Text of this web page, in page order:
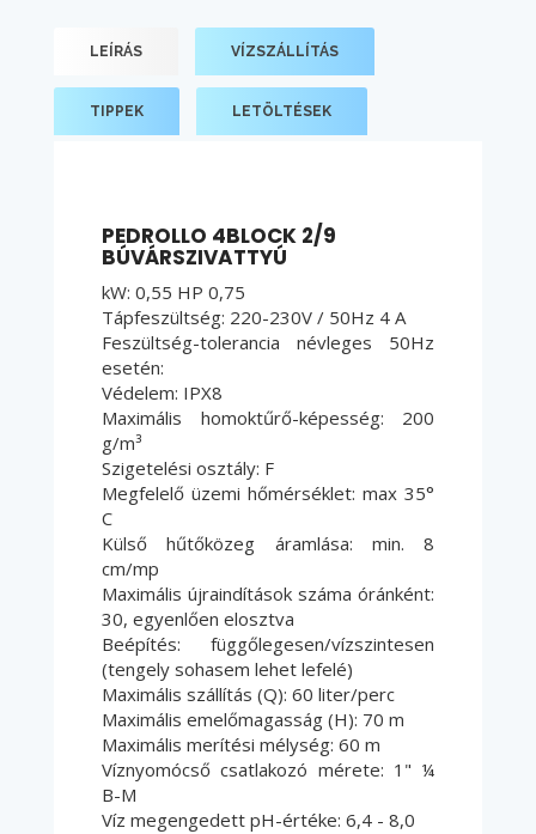
LEÍRÁS VÍZSZÁLLÍTÁS
TIPPEK LETÖLTÉSEK
PEDROLLO 4BLOCK 2/9
BÚVÁRSZIVATTYÚ
kW: 0,55 HP 0,75
Tápfeszültség: 220-230V / 50Hz 4 A
Feszültség-tolerancia névleges 50Hz
esetén:
Védelem: IPX8
Maximális homoktűrő-képesség: 200
g/m³
Szigetelési osztály: F
Megfelelő üzemi hőmérséklet: max 35°
C
Külső hűtőközeg áramlása: min. 8
cm/mp
Maximális újraindítások száma óránként:
30, egyenlően elosztva
Beépítés: függőlegesen/vízszintesen
(tengely sohasem lehet lefelé)
Maximális szállítás (Q): 60 liter/perc
Maximális emelőmagasság (H): 70 m
Maximális merítési mélység: 60 m
Víznyomócső csatlakozó mérete: 1" ¼
B-M
Víz megengedett pH-értéke: 6,4 - 8,0